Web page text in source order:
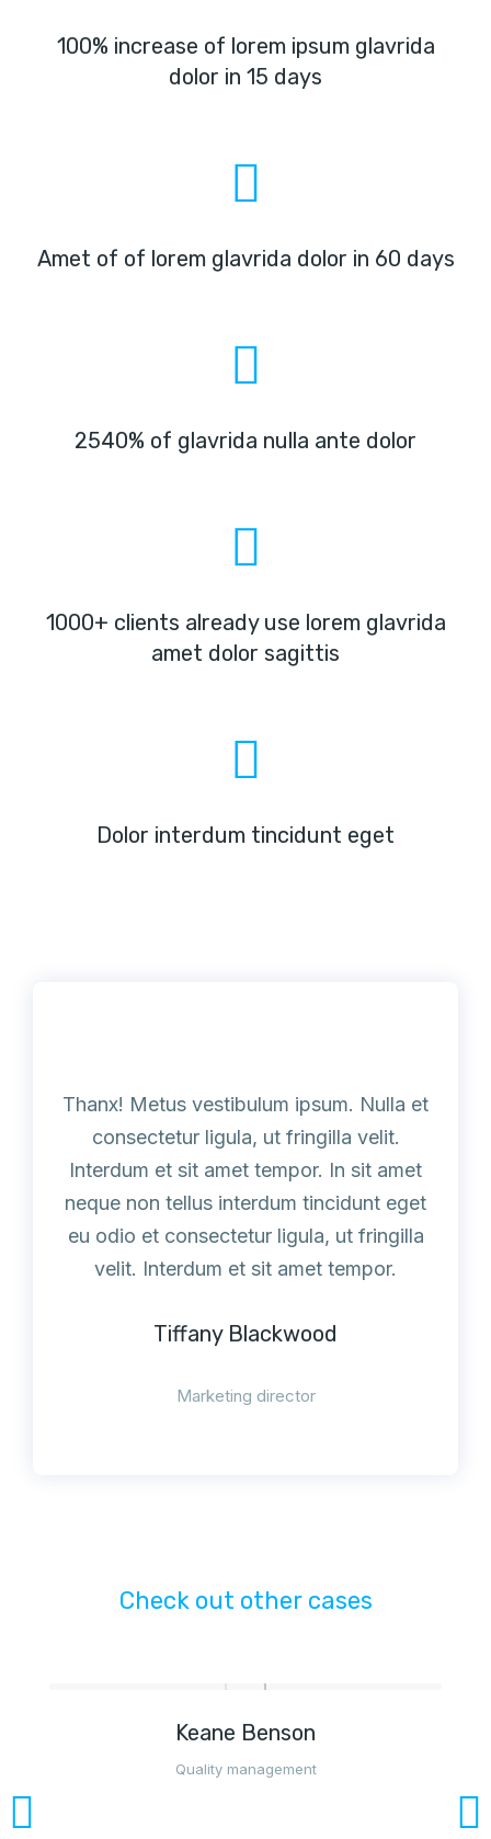
100% increase of lorem ipsum glavrida
dolor in 15 days
Amet of of lorem glavrida dolor in 60 days
2540% of glavrida nulla ante dolor
1000+ clients already use lorem glavrida
amet dolor sagittis
Dolor interdum tincidunt eget
Thanx! Metus vestibulum ipsum. Nulla et
consectetur ligula, ut fringilla velit.
Interdum et sit amet tempor. In sit amet
neque non tellus interdum tincidunt eget
eu odio et consectetur ligula, ut fringilla
velit. Interdum et sit amet tempor.
Tiffany Blackwood
Marketing director
Check out other cases
Keane Benson
Quality management